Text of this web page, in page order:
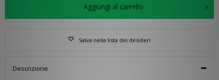
Aggiungi al carrello
Salva nella lista dei desideri
Descrizione